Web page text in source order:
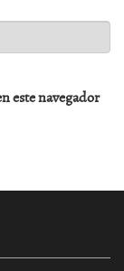
este navegador